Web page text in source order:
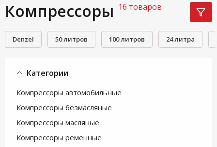
Компрессоры 16 товаров
Denzel 50 литров 100 литров 24 литра
Категории
Компрессоры автомобильные
Компрессоры безмасляные
Компрессоры масляные
Компрессоры ременные